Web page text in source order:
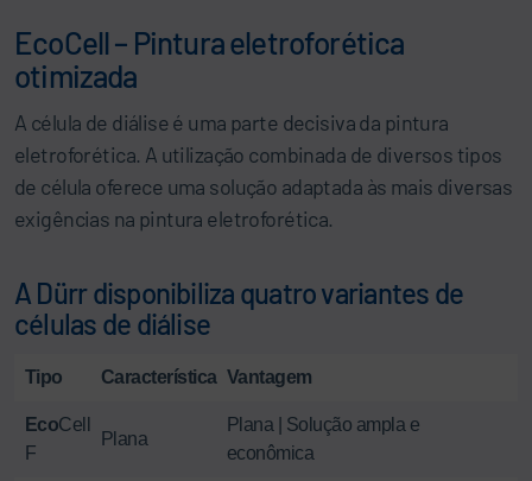
EcoCell – Pintura eletroforética
otimizada
A célula de diálise é uma parte decisiva da pintura
eletroforética. A utilização combinada de diversos tipos
de célula oferece uma solução adaptada às mais diversas
exigências na pintura eletroforética.
A Dürr disponibiliza quatro variantes de
células de diálise
Tipo Característica Vantagem
EcoCell
F
Plana
Plana | Solução ampla e
econômica